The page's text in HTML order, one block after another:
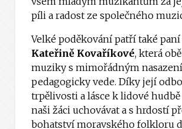
píli a radost ze společného
Velké poděkování patří také
Kateřině Kovaříkové, která
muziky s mimořádným
pedagogicky vede. Díky její
trpělivosti a lásce k lidové
naši žáci uchovávat a s hrdostí
bohatství moravského folkloru